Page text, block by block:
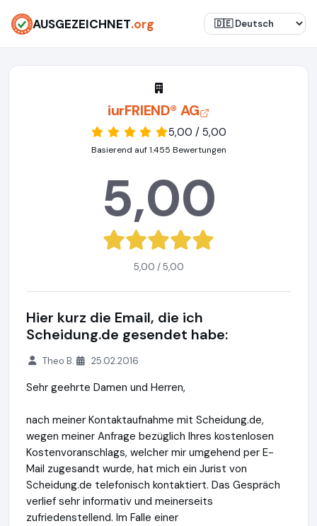
AUSGEZEICHNET.org
iurFRIEND® AG
5,00 / 5,00
Basierend auf 1.455 Bewertungen
5,00
5,00 / 5,00
Hier kurz die Email, die ich
Scheidung.de gesendet habe:
Theo B. 25.02.2016
Sehr geehrte Damen und Herren,
nach meiner Kontaktaufnahme mit Scheidung.de,
wegen meiner Anfrage bezüglich Ihres kostenlosen
Kostenvoranschlags, welcher mir umgehend per E-
Mail zugesandt wurde, hat mich ein Jurist von
Scheidung.de telefonisch kontaktiert. Das Gespräch
verlief sehr informativ und meinerseits
zufriedenstellend. Im Falle einer